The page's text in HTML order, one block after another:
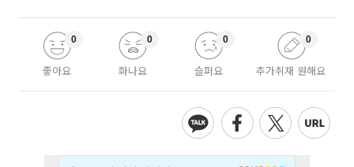
좋아요
0
화나요
0
슬퍼요
0
추가취재 원해요
0